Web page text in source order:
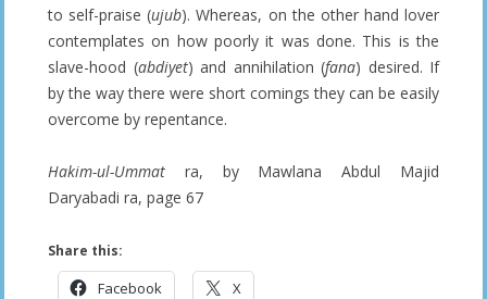
to self-praise (ujub). Whereas, on the other hand lover
contemplates on how poorly it was done. This is the
slave-hood (abdiyet) and annihilation (fana) desired. If
by the way there were short comings they can be easily
overcome by repentance.
Hakim-ul-Ummat ra, by Mawlana Abdul Majid
Daryabadi ra, page 67
Share this:
Facebook X